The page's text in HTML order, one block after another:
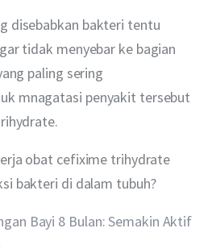
disebabkan bakteri tentu
tidak menyebar ke bagian
paling sering
mnagatasi penyakit tersebut
obat cefixime trihydrate
bakteri di dalam tubuh?
Bayi 8 Bulan: Semakin Aktif